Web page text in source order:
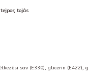
tojás
sav (E330), glicerin (E422),